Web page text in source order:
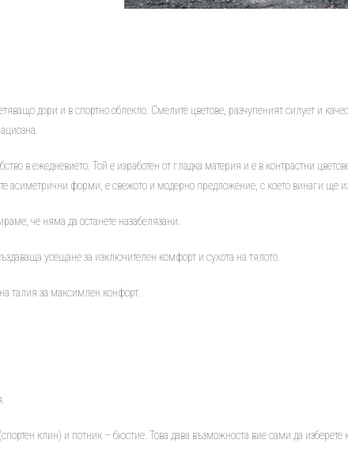
дори и в спортно облекло. Смелите цветове, разчупеният силует и
в ежедневието. Той е изработен от гладка материя и е в контрастни
асиметрични форми, е свежото и модерно предложение, с което винаги ще
че няма да останете назабелязани.
усещане за изключителен комфорт и сухота на тялото.
талия за максимлен конфорт.
клин) и потник – бюстие. Това дава възможноста вие сами да